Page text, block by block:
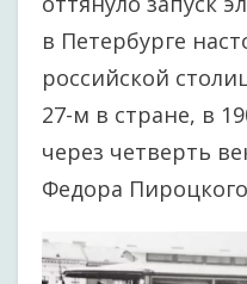
в Петербурге
российской
27-м в стране, в
через четверть
Федора